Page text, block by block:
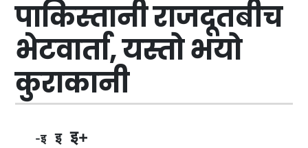
पाकिस्तानी राजदूतबीच
भेटवार्ता, यस्तो भयो
कुराकानी
-इ इ इ+